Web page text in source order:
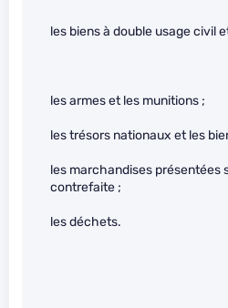
les biens à double usage civil
les armes et les munitions ;
les trésors nationaux et les
les marchandises présentées
contrefaite ;
les déchets.